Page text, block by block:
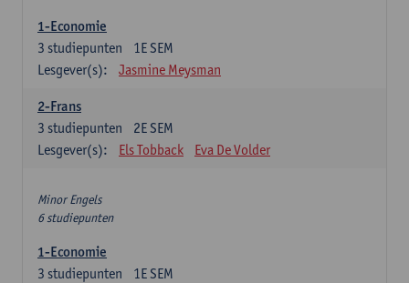
1-Economie
1E SEM
3 studiepunten
Lesgever(s):
Jasmine Meysman
2-Frans
2E SEM
3 studiepunten
Lesgever(s):
Els Tobback Eva De Volder
Minor Engels
6 studiepunten
1-Economie
1E SEM
3 studiepunten